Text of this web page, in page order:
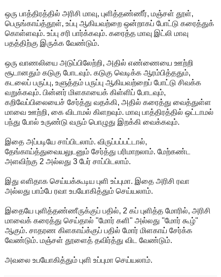
ஒரு பாத்திரத்தில் அரிசி மாவு, புளித்தண்ணீர், மஞ்சள் தூள்,
பெருங்காய்த்தூள், உப்பு ஆகியவற்றை ஒன்றாகப் போட்டு கரைத்துக்
கொள்ளவும். உப்பு சரி பார்க்கவும். கரைத்த மாவு இட்லி மாவு
பதத்திற்கு இருக்க வேண்டும்.
ஒரு வாணலியை அடுப்பிலேற்றி, அதில் எண்ணையை ஊற்றி
சூடானதும் கடுகு போடவும். கடுகு வெடிக்க ஆரம்பித்ததும்,
கடலைப் பருப்பு, உளுத்தம் பருப்பு ஆகியவற்றைப் போட்டு சிவக்க
வறுக்கவும். பின்னர் மிளகாயைக் கிள்ளிப் போடவும்,
கறிவேப்பிலையைச் சேர்த்து வதக்கி, அதில் கரைத்து வைத்துள்ள
மாவை ஊற்றி, கை விடாமல் கிளறவும். மாவு பாத்திரத்தில் ஒட்டாமல்
பந்து போல் உருண்டு வரும் பொழுது இறக்கி வைக்கவும்.
இதை அப்படியே சாப்பிடலாம். விருப்பப்பட்டால்,
தேங்காய்த்துவையலுடனும் சேர்த்து பரிமாறலாம். மேற்கண்ட
அளவிற்கு 2 அல்லது 3 பேர் சாப்பிடலாம்.
இது எளிதாக செய்யக்கூடிய புளி உப்புமா. இதை அரிசி ரவா
அல்லது பாம்பே ரவா உபயோகித்தும் செய்யலாம்.
இதையே புளித்தண்ணீருக்குப் பதில், 2 கப் புளித்த மோரில், அரிசி
மாவைக் கரைத்து செய்தால் "மோர் களி" அல்லது "மோர் கூழ்"
ஆகும். சாதரண கிளகாய்க்குப் பதில் மோர் மிளகாய் சேர்க்க
வேண்டும். மஞ்சள் தூளைத் தவிர்த்து விட வேண்டும்.
அவலை உபயோகித்தும் புளி உப்புமா செய்யலாம்.